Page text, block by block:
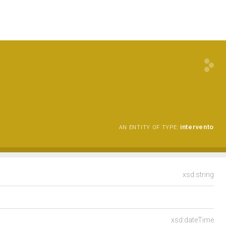
AN ENTITY OF TYPE: intervento
xsd:string
xsd:dateTime